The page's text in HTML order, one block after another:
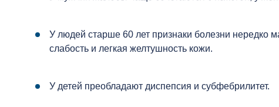
У людей старше 60 лет признаки болезни
слабость и легкая желтушность кожи.
У детей преобладают диспепсия и субфебрилитет.